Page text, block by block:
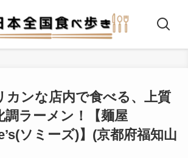
カンな店内で食べる、上質
調ラーメン！【麺屋
ソミーズ)】(京都府福知山